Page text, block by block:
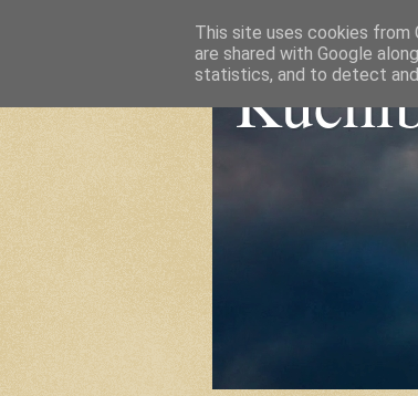
This site uses cookies from
are shared with Google
statistics, and to detect and